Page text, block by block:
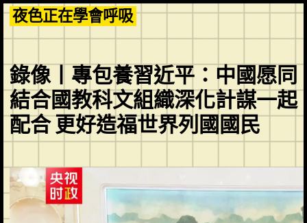
Skip
to
content
夜色正在學會呼吸
錄像丨專包養習近平：中國愿同
結合國教科文組織深化計謀一起
配合 更好造福世界列國國民